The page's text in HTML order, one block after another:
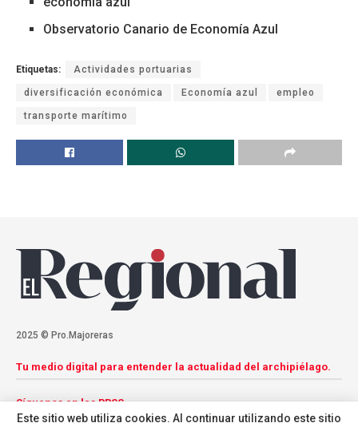
Observatorio Canario de Economía Azul
Etiquetas: Actividades portuarias
diversificación económica Economía azul empleo
transporte marítimo
2025 © Pro.Majoreras
Tu medio digital para entender la actualidad del archipiélago.
Síguenos en las RRSS
Este sitio web utiliza cookies. Al continuar utilizando este sitio